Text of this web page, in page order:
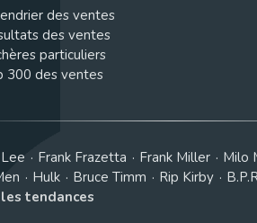
des ventes
des ventes
particuliers
300 des ventes
Frank Frazetta Frank Miller Milo
Hulk Bruce Timm Rip Kirby
tendances